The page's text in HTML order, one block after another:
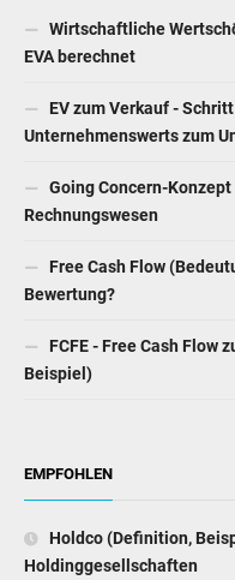
Wirtschaftliche
EVA berechnet
EV zum Verkauf -
Unternehmenswerts zum
Going Concern-
Rechnungswesen
Free Cash Flow
Bewertung?
FCFE - Free Cash Flow
Beispiel)
EMPFOHLEN
Holdco (Definition,
Holdinggesellschaften